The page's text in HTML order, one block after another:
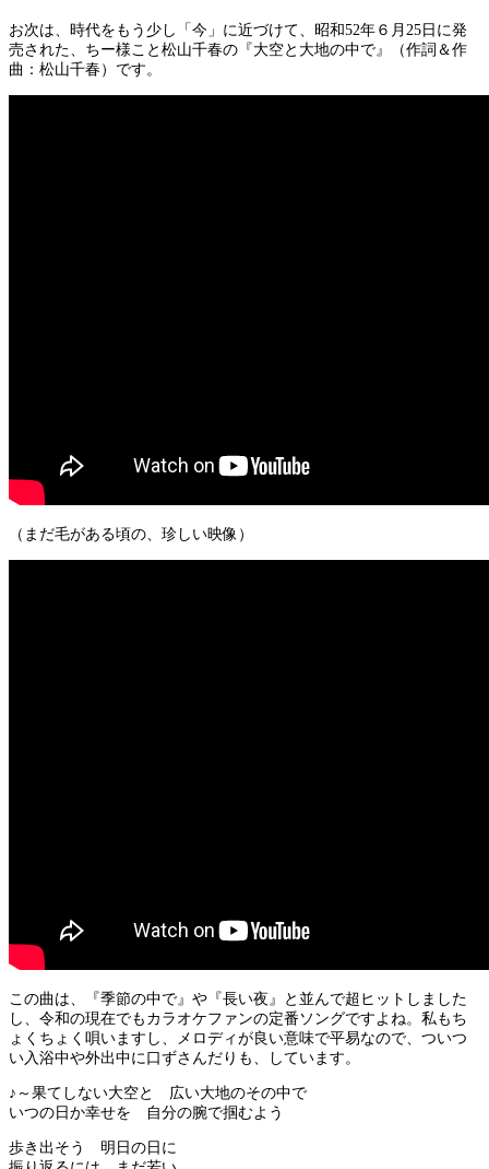
お次は、時代をもう少し「今」に近づけて、昭和52年６月25日に発
売された、ちー様こと松山千春の『大空と大地の中で』（作詞＆作
曲：松山千春）です。
（まだ毛がある頃の、珍しい映像）
この曲は、『季節の中で』や『長い夜』と並んで超ヒットしました
し、令和の現在でもカラオケファンの定番ソングですよね。私もち
ょくちょく唄いますし、メロディが良い意味で平易なので、ついつ
い入浴中や外出中に口ずさんだりも、しています。
♪～果てしない大空と 広い大地のその中で
いつの日か幸せを 自分の腕で掴むよう
歩き出そう 明日の日に